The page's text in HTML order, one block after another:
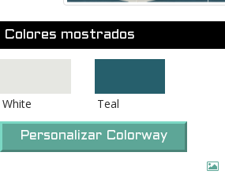
Colores mostrados
White Teal
Personalizar Colorway